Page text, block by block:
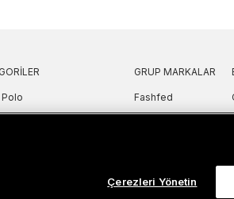
Polo
Shirt & Bluz
GRUP MARKALAR
Fashfed
Lacoste
Çerezleri Yönetin